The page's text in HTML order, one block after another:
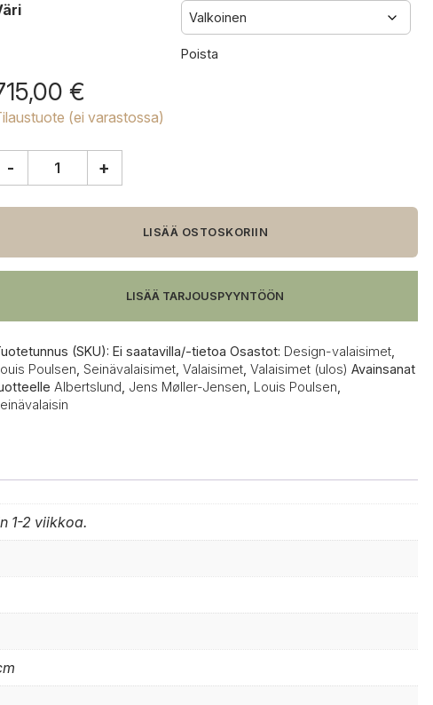
Poista
€
(ei varastossa)
- +
LISÄÄ OSTOSKORIIN
LISÄÄ TARJOUSPYYNTÖÖN
(SKU): Ei saatavilla/-tietoa Osastot: Design-valaisimet,
Poulsen Seinävalaisimet, Valaisimet, Valaisimet (ulos) Avainsanat
Albertslund Jens Møller-Jensen Louis Poulsen
1-2 viikkoa.